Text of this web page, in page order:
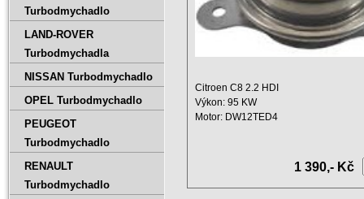
Citroen C8 2.2 HDI
Výkon: 95 KW
Motor: DW12TED4
1 390,- Kč
Turbodmychadlo
LAND-ROVER
Turbodmychadla
NISSAN Turbodmychadlo
OPEL Turbodmychadlo
PEUGEOT
Turbodmychadlo
RENAULT
Turbodmychadlo